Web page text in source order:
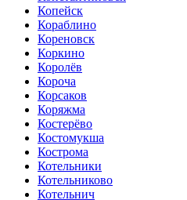
Копейск
Кораблино
Кореновск
Коркино
Королёв
Короча
Корсаков
Коряжма
Костерёво
Костомукша
Кострома
Котельники
Котельниково
Котельнич